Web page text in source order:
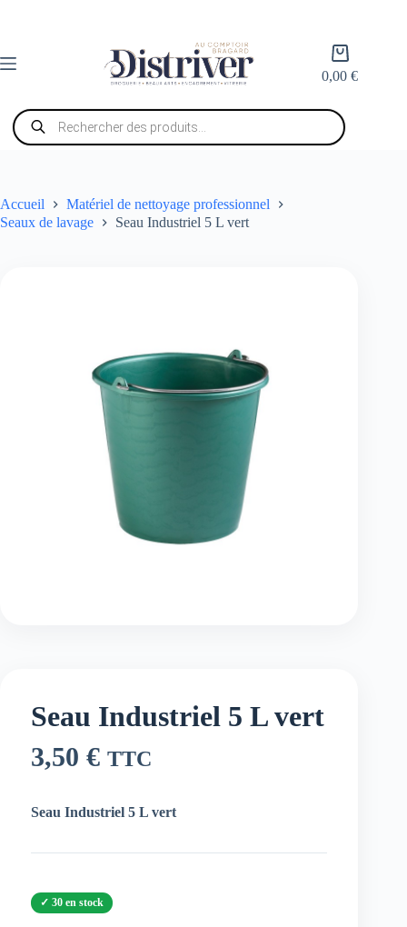
Panier
d’achat
0,00€
Recherche
de
produits
Accueil
Matériel de nettoyage professionnel
Seaux de lavage
Seau Industriel 5 L vert
Seau Industriel 5 L vert
3,50 € TTC
Seau Industriel 5 L vert
30 en stock